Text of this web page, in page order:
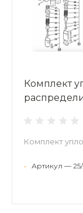
Комплект
Комплект
• Артикул — 25/